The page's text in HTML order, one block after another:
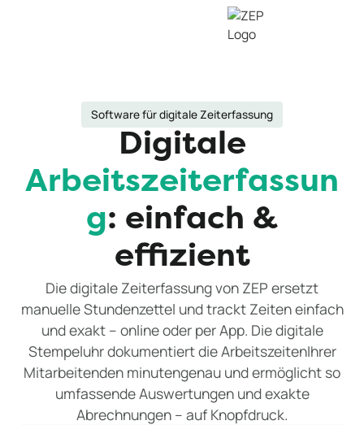
Software für digitale Zeiterfassung
Digitale
Arbeitszeiterfassun
g: einfach &
effizient
Die digitale Zeiterfassung von ZEP ersetzt
manuelle Stundenzettel und trackt Zeiten einfach
und exakt – online oder per App. Die digitale
Stempeluhr dokumentiert die ArbeitszeitenIhrer
Mitarbeitenden minutengenau und ermöglicht so
umfassende Auswertungen und exakte
Abrechnungen – auf Knopfdruck.